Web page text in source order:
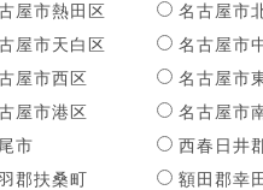
屋市熱田区
名古屋市
屋市天白区
名古屋市
屋市西区
名古屋市
屋市港区
名古屋市
市
西春日井
郡扶桑町 額田郡幸